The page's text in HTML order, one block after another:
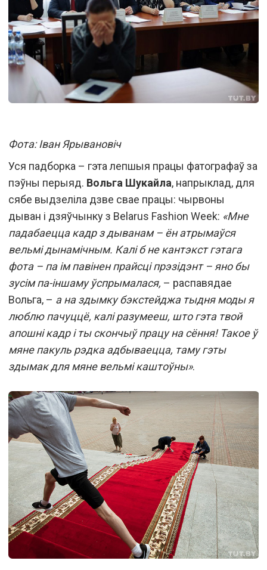
Фота: Іван Ярывановіч
Уся падборка – гэта лепшыя працы фатографаў за
пэўны перыяд. Вольга Шукайла, напрыклад, для
сябе выдзеліла дзве свае працы: чырвоны
дыван і дзяўчынку з Belarus Fashion Week: «Мне
падабаецца кадр з дыванам – ён атрымаўся
вельмі дынамічным. Калі б не кантэкст гэтага
фота – па ім павінен прайсці прэзідэнт – яно бы
зусім па-іншаму ўспрымалася, – распавядае
Вольга, – а на здымку бэкстейджа тыдня моды я
люблю пачуццё, калі разумееш, што гэта твой
апошні кадр і ты скончыў працу на сёння! Такое ў
мяне пакуль рэдка адбываецца, таму гэты
здымак для мяне вельмі каштоўны».